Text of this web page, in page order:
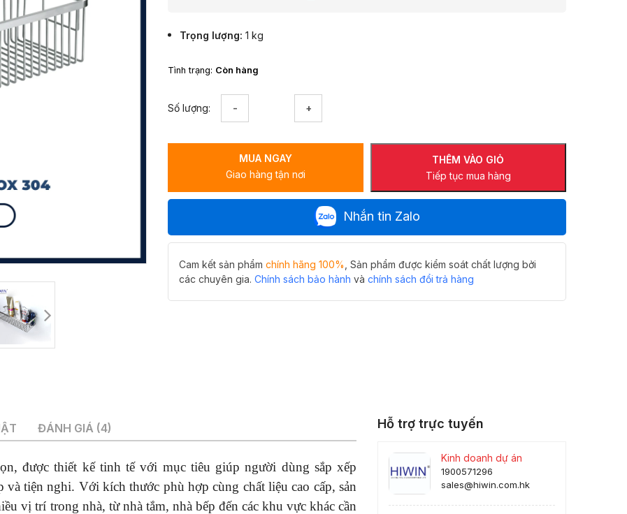
Trọng lượng 1 kg
Tình trạng: Còn hàng
Số lượng:
205
Hiwin
gắn
chắn
lượng
THÊM VÀO GIỎ
Tiếp tục mua hàng
MUA NGAY
Giao hàng tận nơi
Nhắn tin Zalo
Cam kết sản phẩm chính hãng 100% , Sản phẩm được kiểm soát chất lượng bởi
các chuyên gia. Chính sách bảo hành và chính sách đổi trả hàng
ĐÁNH GIÁ (4)
được thiết kế tinh tế với mục tiêu giúp người dùng sắp xếp
tiện nghi. Với kích thước phù hợp cùng chất liệu cao cấp, sản
vị trí trong nhà, từ nhà tắm, nhà bếp đến các khu vực khác cần
Hỗ trợ trực tuyến
Kinh doanh dự án
1900571296
sales@hiwin.com.hk